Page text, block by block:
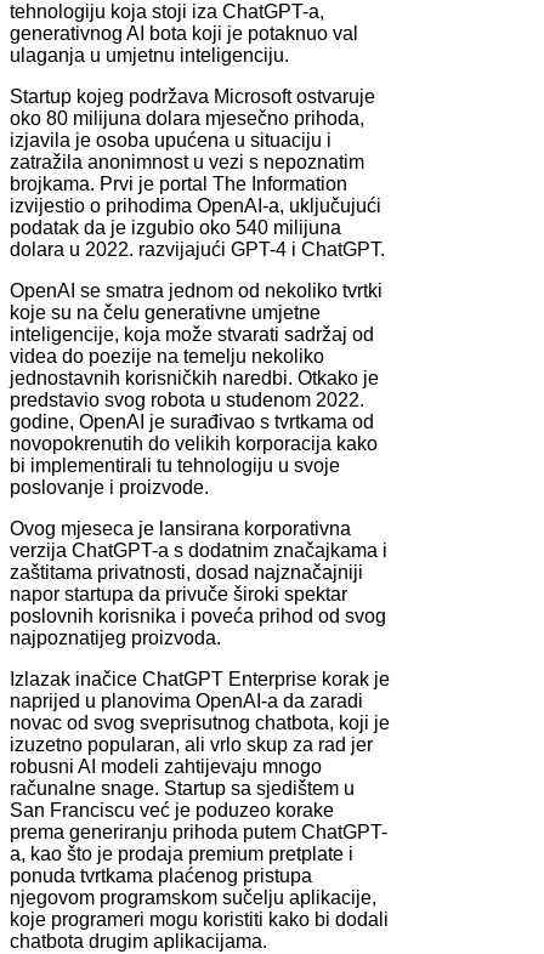
tehnologiju koja stoji iza ChatGPT-a,
generativnog AI bota koji je potaknuo val
ulaganja u umjetnu inteligenciju.
Startup kojeg podržava Microsoft ostvaruje
oko 80 milijuna dolara mjesečno prihoda,
izjavila je osoba upućena u situaciju i
zatražila anonimnost u vezi s nepoznatim
brojkama. Prvi je portal The Information
izvijestio o prihodima OpenAI-a, uključujući
podatak da je izgubio oko 540 milijuna
dolara u 2022. razvijajući GPT-4 i ChatGPT.
OpenAI se smatra jednom od nekoliko tvrtki
koje su na čelu generativne umjetne
inteligencije, koja može stvarati sadržaj od
videa do poezije na temelju nekoliko
jednostavnih korisničkih naredbi. Otkako je
predstavio svog robota u studenom 2022.
godine, OpenAI je surađivao s tvrtkama od
novopokrenutih do velikih korporacija kako
bi implementirali tu tehnologiju u svoje
poslovanje i proizvode.
Ovog mjeseca je lansirana korporativna
verzija ChatGPT-a s dodatnim značajkama i
zaštitama privatnosti, dosad najznačajniji
napor startupa da privuče široki spektar
poslovnih korisnika i poveća prihod od svog
najpoznatijeg proizvoda.
Izlazak inačice ChatGPT Enterprise korak je
naprijed u planovima OpenAI-a da zaradi
novac od svog sveprisutnog chatbota, koji je
izuzetno popularan, ali vrlo skup za rad jer
robusni AI modeli zahtijevaju mnogo
računalne snage. Startup sa sjedištem u
San Franciscu već je poduzeo korake
prema generiranju prihoda putem ChatGPT-
a, kao što je prodaja premium pretplate i
ponuda tvrtkama plaćenog pristupa
njegovom programskom sučelju aplikacije,
koje programeri mogu koristiti kako bi dodali
chatbota drugim aplikacijama.